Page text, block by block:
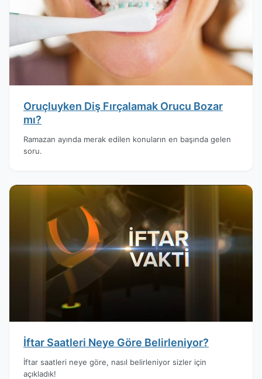
Oruçluyken Diş Fırçalamak Orucu Bozar
mı?
Ramazan ayında merak edilen konuların en başında gelen
soru.
İftar Saatleri Neye Göre Belirleniyor?
İftar saatleri neye göre, nasıl belirleniyor sizler için
açıkladık!